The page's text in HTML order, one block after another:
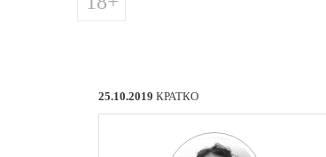
25.10.2019 КРАТКО